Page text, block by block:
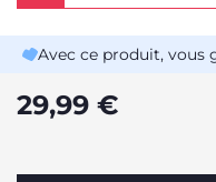
Avec ce produit, vous
29,99 €